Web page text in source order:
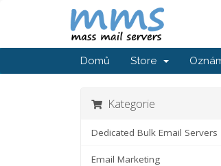
Domů Store
Kategorie
Dedicated Bulk Email Servers
Email Marketing